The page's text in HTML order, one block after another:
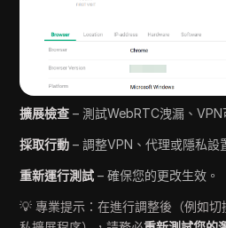
擴展檢查 – 測試WebRTC洩漏、VPN
採取行動 – 調整VPN、代理或隱私設
重新運行測試 – 確保您的更改生效。
💡 專業提示：在進行調整後（例如